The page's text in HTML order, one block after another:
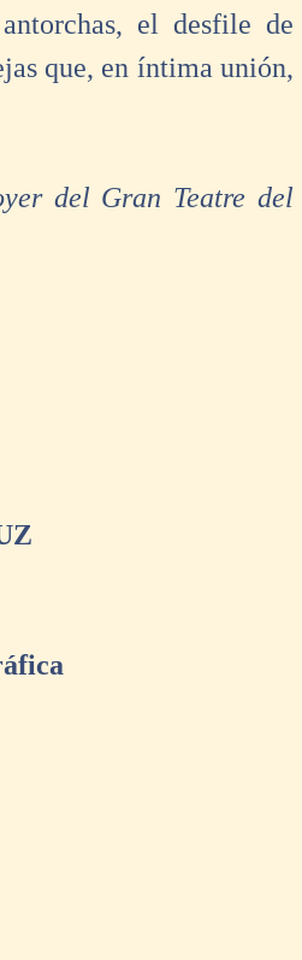
el desfile de
que, en íntima unión,
del Gran Teatre del